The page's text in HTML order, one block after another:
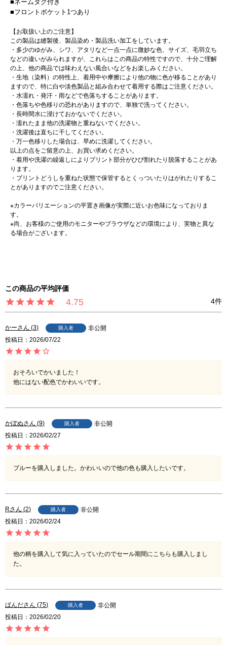
■ネームタグ付き
■フロントポケット1つあり
【お取扱い上のご注意】
この製品は縫製後、製品染め・製品洗い加工をしています。
・多少のゆがみ、シワ、アタリなど一点一点に微妙な色、サイズ、毛羽立ち
などの違いがみられますが、これらはこの商品の特性ですので、十分ご理解
の上、他の商品では味わえない風合いなどをお楽しみください。
・生地（染料）の特性上、着用中や摩擦により他の物に色が移ることがあり
ますので、特に白や淡色製品と組み合わせて着用する際はご注意ください。
・水濡れ・発汗・雨などで色落ちすることがあります。
・色落ちや色移りの恐れがありますので、単独で洗ってください。
・長時間水に浸けておかないでください。
・濡れたまま他の洗濯物と重ねないでください。
・洗濯後は直ちに干してください。
・万一色移りした場合は、早めに洗濯してください。
以上の点をご留意の上、お買い求めください。
・着用や洗濯の繰返しによりプリント部分がひび割れたり脱落することがあ
ります。
・プリントどうしを重ねた状態で保管するとくっついたりはがれたりするこ
とがありますのでご注意ください。
※カラーバリエーションの平置き画像が実際に近いお色味になっておりま
す。
※尚、お客様のご使用のモニターやブラウザなどの環境により、実物と異な
る場合がございます。
4.75 4
かー 3 購入者
非公開
投稿日
2026/07/22
おそろいでかいました！
他にはない配色でかわいいです。
かぽぬ 9 購入者
非公開
投稿日
2026/02/27
ブルーを購入しました。かわいいので他の色も購入したいです。
R 2 購入者
非公開
投稿日
2026/02/24
他の柄を購入して気に入っていたのでセール期間にこちらも購入しまし
た。
ぱんだ 75 購入者
非公開
投稿日
2026/02/20